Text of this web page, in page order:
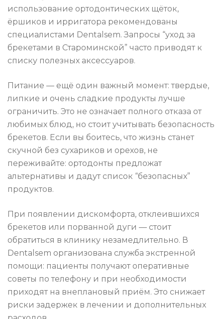
использование ортодонтических щёток,
ёршиков и ирригатора рекомендованы
специалистами Dentalsem. Запросы “уход за
брекетами в Староминской” часто приводят к
списку полезных аксессуаров.
Питание — ещё один важный момент: твердые,
липкие и очень сладкие продукты лучше
ограничить. Это не означает полного отказа от
любимых блюд, но стоит учитывать безопасность
брекетов. Если вы боитесь, что жизнь станет
скучной без сухариков и орехов, не
переживайте: ортодонты предложат
альтернативы и дадут список “безопасных”
продуктов.
При появлении дискомфорта, отклеившихся
брекетов или порванной дуги — стоит
обратиться в клинику незамедлительно. В
Dentalsem организована служба экстренной
помощи: пациенты получают оперативные
советы по телефону и при необходимости
приходят на внеплановый приём. Это снижает
риски задержек в лечении и дополнительных